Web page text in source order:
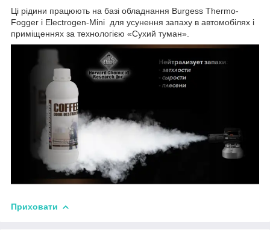
Ці рідини працюють на базі обладнання Burgess Thermo-
Fogger і Electrogen-Mini для усунення запаху в автомобілях і
приміщеннях за технологією «Сухий туман».
Приховати